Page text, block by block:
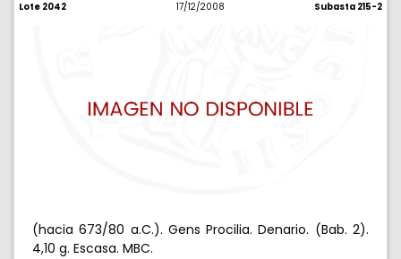
Lote 2042 17/12/2008 Subasta 215-2
(hacia 673/80 a.C.). Gens Procilia. Denario. (Bab. 2).
4,10 g. Escasa. MBC.